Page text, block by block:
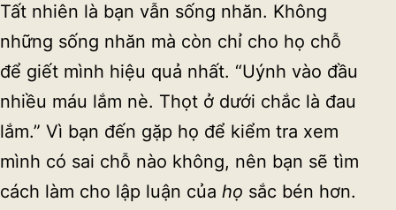
Tất nhiên là bạn vẫn sống nhăn. Không
những sống nhăn mà còn chỉ cho họ chỗ
để giết mình hiệu quả nhất. “Uýnh vào đầu
nhiều máu lắm nè. Thọt ở dưới chắc là đau
lắm.” Vì bạn đến gặp họ để kiểm tra xem
mình có sai chỗ nào không, nên bạn sẽ tìm
cách làm cho lập luận của họ sắc bén hơn.